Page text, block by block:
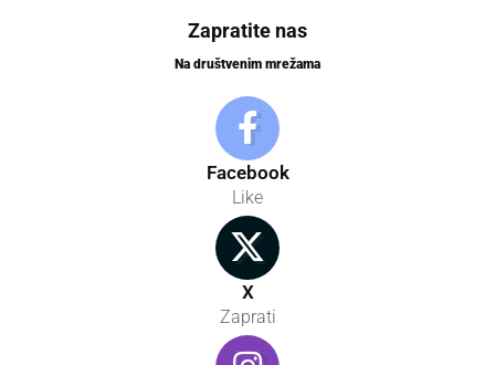
Zapratite nas
Na društvenim mrežama
Facebook
Like
X
Zaprati